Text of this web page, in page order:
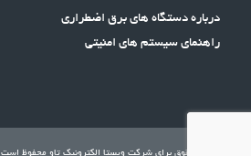
درباره دستگاه های برق اضطراری
راهنمای سیستم های امنیتی
تمامی حقوق برای شرکت ویستا الکترونیک تاو محفوظ است